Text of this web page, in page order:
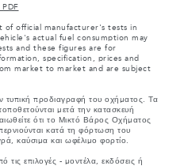
of official manufacturer's tests in
actual fuel consumption may
and these figures are for
specification, prices and
market to market and are subject
προδιαγραφή του οχήματος. Τα
μετά την κατασκευή
ότι το Μικτό Βάρος Οχήματος
κατά τη φόρτωση του
καύσιμα και ωφέλιμο φορτίο.
επιλογές - μοντέλα, εκδόσεις ή